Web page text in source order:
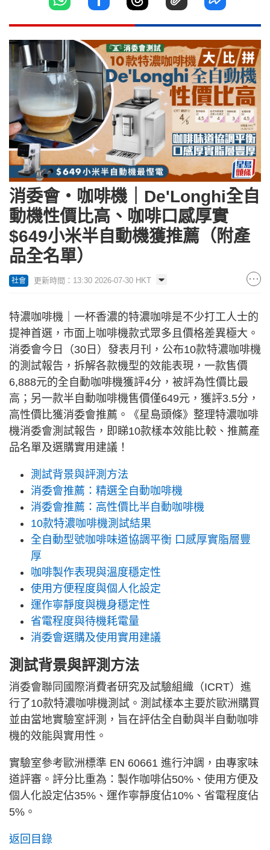
消委會‧咖啡機｜De'Longhi全自
動機性價比高、咖啡口感厚實
$649小米半自動機獲推薦（附產
品全名單）
社會 更新時間：13:30 2026-07-30 HKT
特濃咖啡機｜一杯香濃的特濃咖啡是不少打工人士的
提神首選，市面上咖啡機款式眾多且價格差異極大。
消委會今日（30日）發表月刊，公布10款特濃咖啡機
的測試報告，拆解各款機型的效能表現，一款售價
6,888元的全自動咖啡機獲評4分，被評為性價比最
高；另一款半自動咖啡機售價僅649元，獲評3.5分，
高性價比獲消委會推薦。《星島頭條》整理特濃咖啡
機消委會測試報告，即睇10款樣本效能比較、推薦產
品名單及選購實用建議！
測試背景與評測方法
消委會推薦：精選全自動咖啡機
消委會推薦：高性價比半自動咖啡機
10款特濃咖啡機測試結果
全自動型號咖啡味道協調平衡 口感厚實脂層豐
厚
咖啡製作表現與溫度穩定性
使用方便程度與個人化設定
運作寧靜度與機身穩定性
省電程度與待機耗電量
消委會選購及使用實用建議
測試背景與評測方法
消委會聯同國際消費者研究及試驗組織（ICRT）進
行了10款特濃咖啡機測試。測試樣本主要於歐洲購買
並由當地實驗室評測，旨在評估全自動與半自動咖啡
機的效能與實用性。
實驗室參考歐洲標準 EN 60661 進行沖調，由專家味
道評審。評分比重為：製作咖啡佔50%、使用方便及
個人化設定佔35%、運作寧靜度佔10%、省電程度佔
5%。
返回目錄